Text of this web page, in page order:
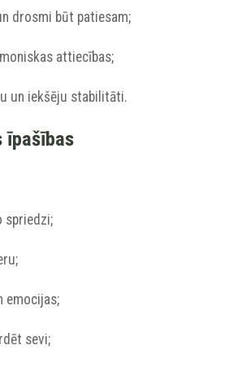
drosmi būt patiesam;
attiecības;
un iekšēju stabilitāti.
īpašības
spriedzi;
emocijas;
sevi;